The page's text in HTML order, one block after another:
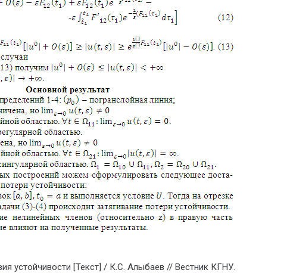
устойчивости [Текст] / К.С. Алыбаев // Вестник КГНУ.